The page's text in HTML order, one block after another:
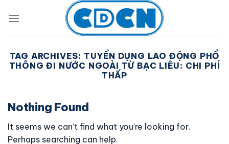
TAG ARCHIVES: TUYỂN DỤNG LAO ĐỘNG PHỔ
THÔNG ĐI NƯỚC NGOÀI TỪ BẠC LIÊU: CHI PHÍ
THẤP
Nothing Found
It seems we can’t find what you’re looking for.
Perhaps searching can help.